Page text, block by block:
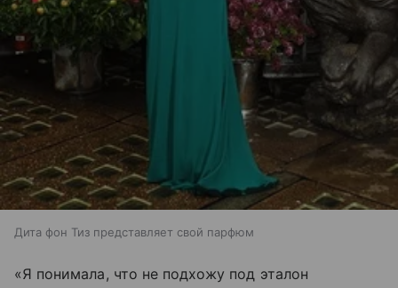
Дита фон Тиз представляет свой парфюм
«Я понимала, что не подхожу под эталон